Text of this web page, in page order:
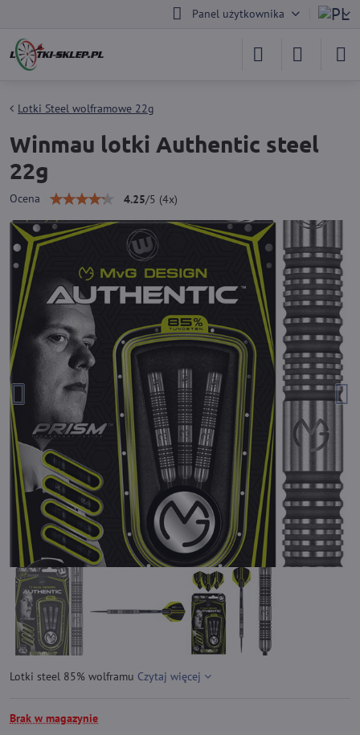
Panel użytkownika
Lotki Steel wolframowe 22g
Winmau lotki Authentic steel
22g
Ocena 4.25/5 (4x)
Lotki steel 85% wolframu Czytaj więcej
Brak w magazynie